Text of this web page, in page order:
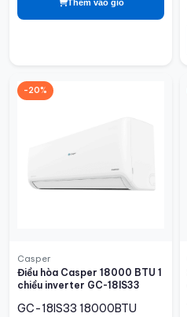
Thêm vào giỏ
-20%
Casper
Điều hòa Casper 18000 BTU 1
chiều inverter GC-18IS33
GC-18IS33 18000BTU